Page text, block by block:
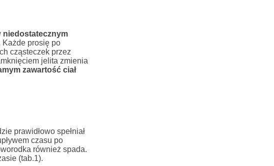
niedostatecznym
Każde prosię po
cząsteczek przez
jelita zmienia
zawartość ciał
prawidłowo spełniał
czasu po
również spada.
(tab.1).